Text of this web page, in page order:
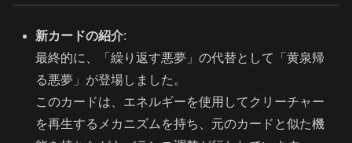
新カードの紹介:
最終的に、「繰り返す悪夢」の代替として「黄泉帰
る悪夢」が登場しました。
このカードは、エネルギーを使用してクリーチャー
を再生するメカニズムを持ち、元のカードと似た機